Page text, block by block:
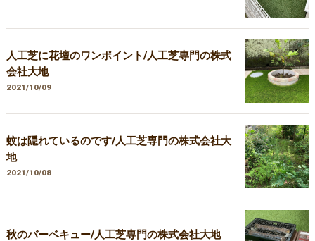
人工芝に花壇のワンポイント/人工芝専門の株式
会社大地
2021/10/09
蚊は隠れているのです/人工芝専門の株式会社大
地
2021/10/08
秋のバーベキュー/人工芝専門の株式会社大地